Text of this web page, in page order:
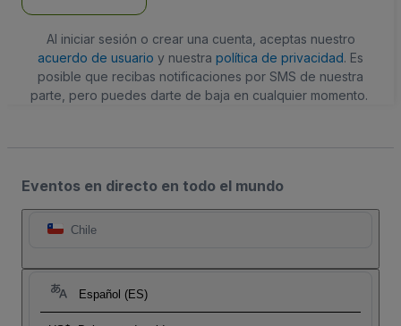
Al iniciar sesión o crear una cuenta, aceptas nuestro
acuerdo de usuario y nuestra política de privacidad. Es
posible que recibas notificaciones por SMS de nuestra
parte, pero puedes darte de baja en cualquier momento.
Eventos en directo en todo el mundo
Chile
Español (ES)